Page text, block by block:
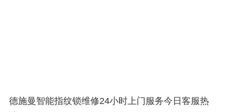
德施曼智能指纹锁维修24小时上门服务今日客服热